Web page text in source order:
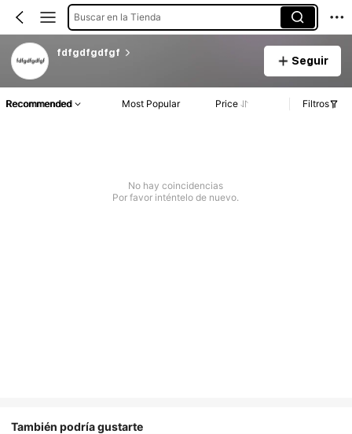
Buscar en la Tienda
fdfgdfgdfgf
Seguir
Recommended Most Popular Price Filtros
No hay coincidencias
Por favor inténtelo de nuevo.
También podría gustarte